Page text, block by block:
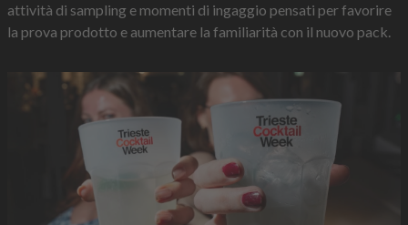
attività di sampling e momenti di ingaggio pensati per favorire
la prova prodotto e aumentare la familiarità con il nuovo pack.